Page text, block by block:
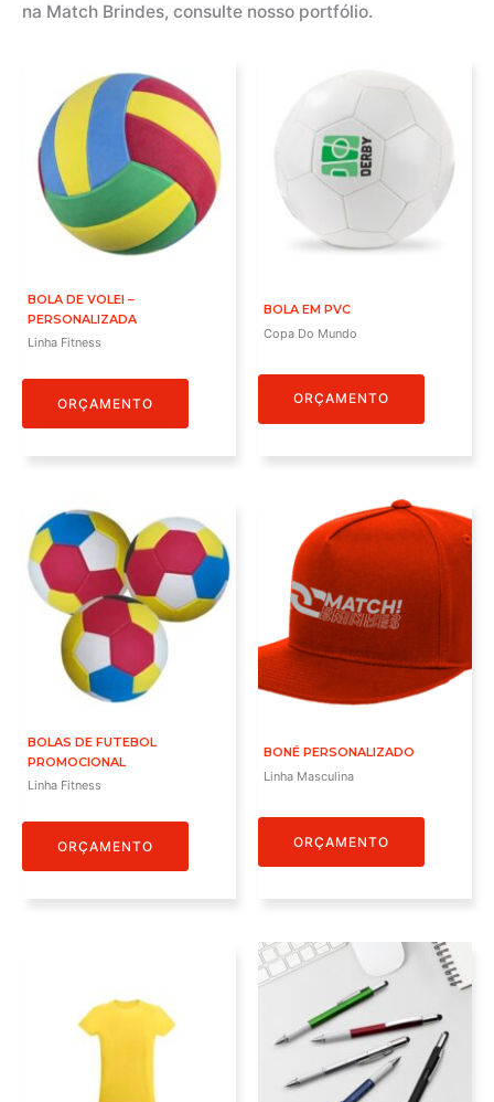
na Match Brindes, consulte nosso portfólio.
BOLA DE VOLEI –
PERSONALIZADA
Linha Fitness
ORÇAMENTO
BOLA EM PVC
Copa Do Mundo
ORÇAMENTO
BOLAS DE FUTEBOL
PROMOCIONAL
Linha Fitness
ORÇAMENTO
BONÉ PERSONALIZADO
Linha Masculina
ORÇAMENTO